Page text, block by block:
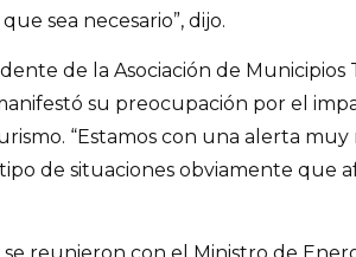
sea necesario”, dijo.
de la Asociación de Municipios
su preocupación por el
“Estamos con una alerta muy
de situaciones obviamente que